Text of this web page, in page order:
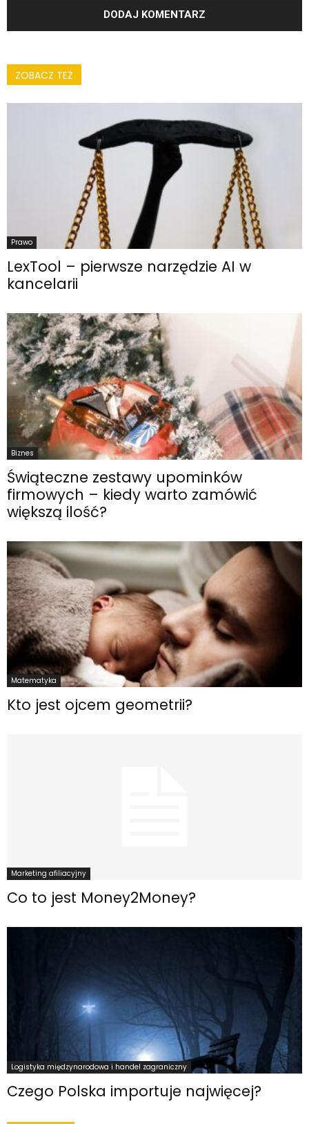
ZOBACZ TEŻ
Prawo
LexTool – pierwsze narzędzie AI w
kancelarii
Biznes
Świąteczne zestawy upominków
firmowych – kiedy warto zamówić
większą ilość?
Matematyka
Kto jest ojcem geometrii?
Marketing afiliacyjny
Co to jest Money2Money?
Logistyka międzynarodowa i handel zagraniczny
Czego Polska importuje najwięcej?